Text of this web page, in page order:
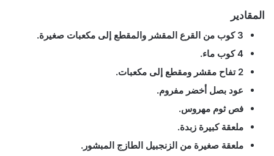
المقادير
3 كوب من القرع المقشر والمقطع إلى مكعبات صغيرة.
4 كوب ماء.
2 تفاح مقشر ومقطع إلى مكعبات.
عود بصل أخضر مفروم.
فص ثوم مهروس.
ملعقة كبيرة زبدة.
ملعقة صغيرة من الزنجبيل الطازج المبشور.